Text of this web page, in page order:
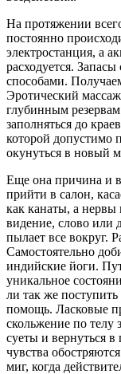
На протяжении
постоянно
электростанция, а
расходуется.
способами.
Эротический
глубинным
заполняться до
которой допустимо
окунуться в новый
Еще она причина и
прийти в салон,
как канаты, а
видение, слово или
пылает все вокруг.
Самостоятельно
индийские йоги.
уникальное
ли так же
помощь. Ласковые
скольжение по телу
суеты и вернуться
чувства
миг, когда